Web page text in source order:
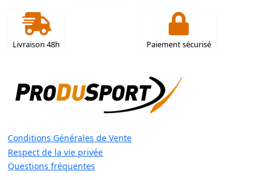
Livraison 48h Paiement sécurisé
Conditions Générales de Vente
Respect de la vie privée
Questions fréquentes